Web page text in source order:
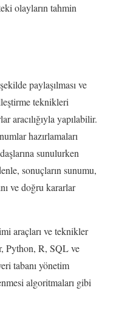
olayların tahmin
paylaşılması ve
teknikleri
aracılığıyla yapılabilir.
hazırlamaları
sunulurken
sonuçların sunumu,
ve doğru kararlar
araçları ve teknikler
Python, R, SQL ve
tabanı yönetim
algoritmaları gibi